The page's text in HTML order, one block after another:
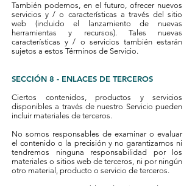
También podemos, en el futuro, ofrecer nuevos
servicios y / o características a través del sitio
web (incluido el lanzamiento de nuevas
herramientas y recursos). Tales nuevas
características y / o servicios también estarán
sujetos a estos Términos de Servicio.
SECCIÓN 8 - ENLACES DE TERCEROS
Ciertos contenidos, productos y servicios
disponibles a través de nuestro Servicio pueden
incluir materiales de terceros.
No somos responsables de examinar o evaluar
el contenido o la precisión y no garantizamos ni
tendremos ninguna responsabilidad por los
materiales o sitios web de terceros, ni por ningún
otro material, producto o servicio de terceros.